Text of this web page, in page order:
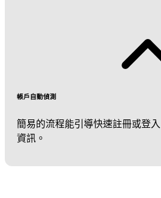
帳戶自動偵測
簡易的流程能引導快速註冊或登
資訊。